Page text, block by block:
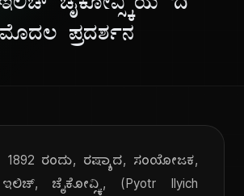
ಚೈಕೋವ್ಸ್ಕಿಯ 'ದಿ
ಪ್ರದರ್ಶನ
ರಂದು, ರಷ್ಯಾದ, ಸಂಯೋಜಕ,
ಚೈಕೋವ್ಸ್ಕಿ, (Pyotr Ilyich